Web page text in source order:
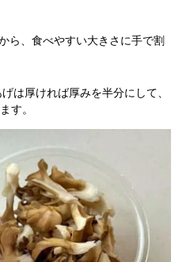
ら、食べやすい大きさに手で割
は厚ければ厚みを半分にして、
す。